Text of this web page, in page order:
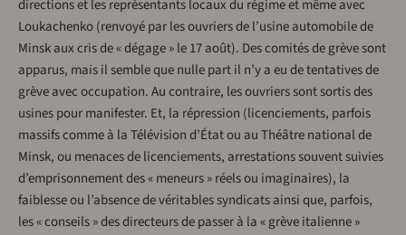
directions et les représentants locaux du régime et même avec
Loukachenko (renvoyé par les ouvriers de l’usine automobile de
Minsk aux cris de « dégage » le 17 août). Des comités de grève sont
apparus, mais il semble que nulle part il n’y a eu de tentatives de
grève avec occupation. Au contraire, les ouvriers sont sortis des
usines pour manifester. Et, la répression (licenciements, parfois
massifs comme à la Télévision d’État ou au Théâtre national de
Minsk, ou menaces de licenciements, arrestations souvent suivies
d’emprisonnement des « meneurs » réels ou imaginaires), la
faiblesse ou l’absence de véritables syndicats ainsi que, parfois,
les « conseils » des directeurs de passer à la « grève italienne »